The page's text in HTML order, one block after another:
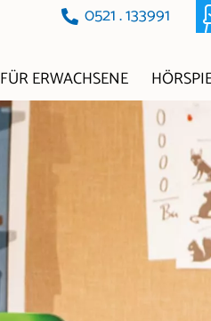
0521 . 133991
FÜR ERWACHSENE